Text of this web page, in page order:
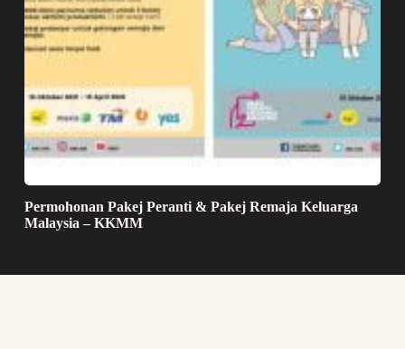
Permohonan Pakej Peranti & Pakej Remaja Keluarga
Malaysia – KKMM